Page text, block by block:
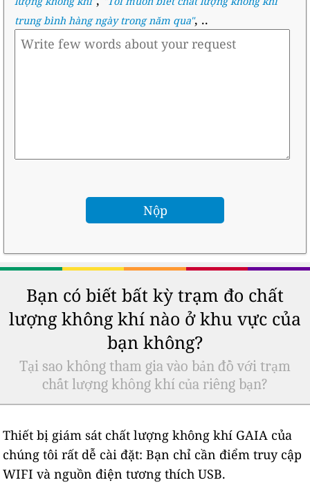
trung bình hàng ngày trong năm qua", ..
Bạn có biết bất kỳ trạm đo chất
lượng không khí nào ở khu vực của
bạn không?
Tại sao không tham gia vào bản đồ với trạm
chất lượng không khí của riêng bạn?
Thiết bị giám sát chất lượng không khí GAIA của
chúng tôi rất dễ cài đặt: Bạn chỉ cần điểm truy cập
WIFI và nguồn điện tương thích USB.